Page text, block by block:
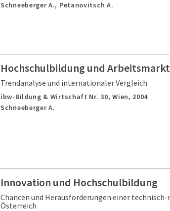
Schneeberger A., Petanovitsch A.
Hochschulbildung und Arbeitsmarkt
Trendanalyse und internationaler Vergleich
ibw-Bildung & Wirtschaft Nr. 30,Wien, 2004
Schneeberger A.
Innovation und Hochschulbildung
Chancen und Herausforderungen einer
Österreich